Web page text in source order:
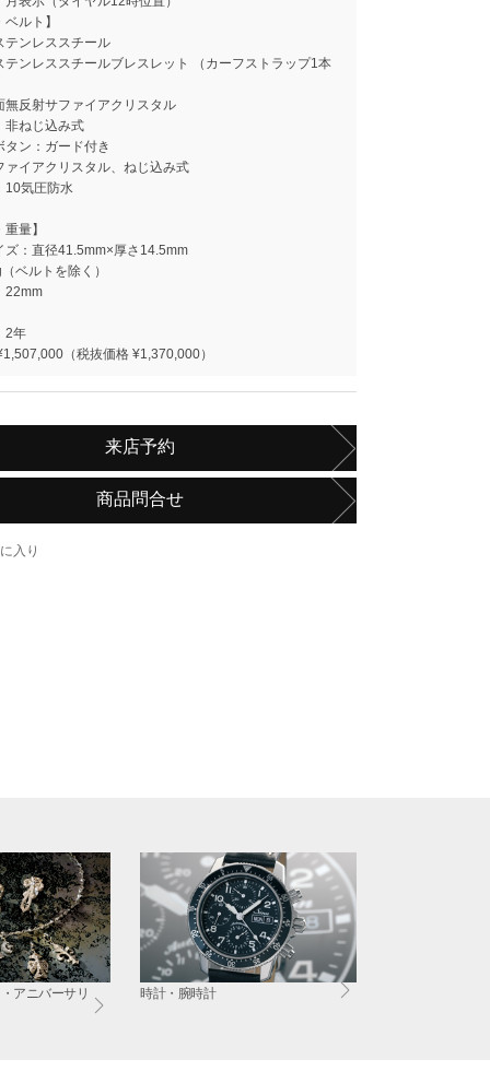
ベルト】
テンレススチール
テンレススチールブレスレット （カーフストラップ1本
無反射サファイアクリスタル
非ねじ込み式
タン：ガード付き
ァイアクリスタル、ねじ込み式
10気圧防水
重量】
ズ：直径41.5mm×厚さ14.5mm
ベルトを除く）
22mm
2年
（税抜価格 ¥1,370,000）
来店予約
商品問合せ
入り
アニバーサリ
時計・腕時計